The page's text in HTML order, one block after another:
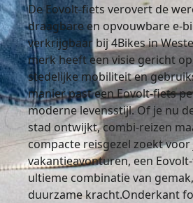
De Eovolt-fiets verovert de
draagbare en opvouwbare e-
verkrijgbaar bij 4Bikes in
merk heeft een visie gericht
stedelijke mobiliteit en
manier past een Eovolt-fiets
moderne levensstijl. Of je nu
stad ontwijkt, combi-reizen
compacte reisgezel zoekt
vakantieavonturen, een
ultieme combinatie van
duurzame kracht.Onderkant